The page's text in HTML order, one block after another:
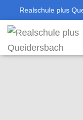
Realschule plus
06371-613688-0